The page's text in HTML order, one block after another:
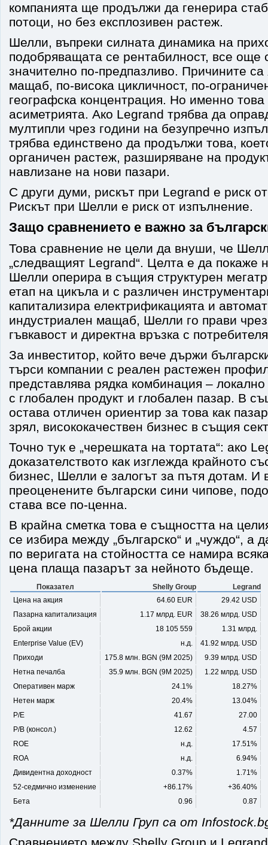
компанията ще продължи да генерира
потоци, но без експлозивен растеж.
Шелли, въпреки силната динамика на
подобряващата се рентабилност, все още
значително по-предпазливо. Причините
мащаб, по-висока цикличност, по-
географска концентрация. Но именно това
асиметрията. Ако Legrand трябва да
мултипли чрез години на безупречно
трябва единствено да продължи това,
органичен растеж, разширяване на
навлизане на нови пазари.
С други думи, рискът при Legrand е риск
Рискът при Шелли е риск от изпълнение.
Защо сравнението е важно за
Това сравнение не цели да внуши, че
„следващият Legrand“. Целта е да покаже
Шелли оперира в същия структурен
етап на цикъла и с различен
капитализира електрификацията и
индустриален мащаб, Шелли го прави
гъвкавост и директна връзка с
За инвеститор, който вече държи
търси компании с реален растежен
представлява рядка комбинация –
с глобален продукт и глобален пазар. В
остава отличен ориентир за това как
зрял, висококачествен бизнес в същия
Точно тук е „черешката на тортата“: ако
доказателството как изглежда крайното
бизнес, Шелли е залогът за пътя дотам. И
преоценените български сини чипове,
става все по-ценна.
В крайна сметка това е същността на
се избира между „българско“ и „чуждо“, а
по веригата на стойността се намира
цена плаща пазарът за нейното бъдеще.
Показател Shelly Group
Legrand
Цена на акция
64.60 EUR
29.42 USD
Пазарна капитализация
1.17 млрд. EUR
38.26 млрд. USD
Брой акции
18 105 559
1.31 млрд.
Enterprise Value (EV)
н.д.
41.92 млрд. USD
Приходи
175.8 млн. BGN (9М 2025)
9.39 млрд. USD
Нетна печалба
35.9 млн. BGN (9М 2025)
1.22 млрд. USD
Оперативен марж
24.1%
18.27%
Нетен марж
20.4%
13.04%
P/E
41.67
27.00
P/B (консол.)
12.62
4.57
ROE
н.д.
17.51%
ROA
н.д.
6.94%
Дивидентна доходност
0.37%
1.71%
52-седмично изменение
+86.17%
+36.40%
Бета
0.96 0.87
*Данните за Шелли Груп са от